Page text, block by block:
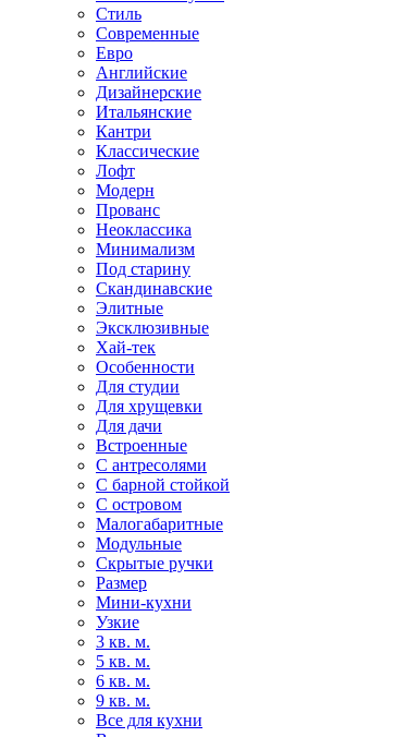
Стиль
Современные
Евро
Английские
Дизайнерские
Итальянские
Кантри
Классические
Лофт
Модерн
Прованс
Неоклассика
Минимализм
Под старину
Скандинавские
Элитные
Эксклюзивные
Хай-тек
Особенности
Для студии
Для хрущевки
Для дачи
Встроенные
С антресолями
С барной стойкой
С островом
Малогабаритные
Модульные
Скрытые ручки
Размер
Мини-кухни
Узкие
3 кв. м.
5 кв. м.
6 кв. м.
9 кв. м.
Все для кухни